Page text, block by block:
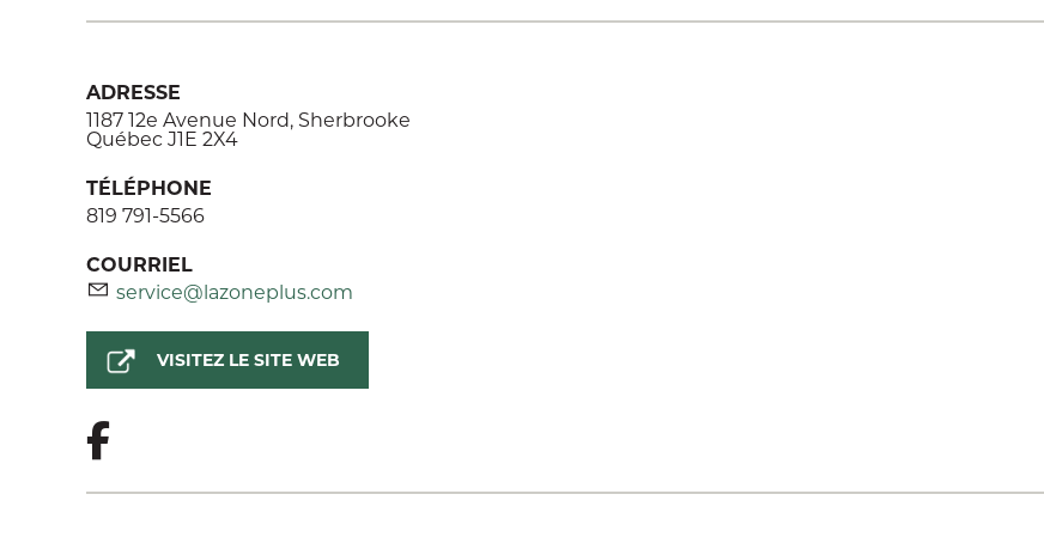
ADRESSE
1187 12e Avenue Nord, Sherbrooke
Québec J1E 2X4
TÉLÉPHONE
819 791-5566
COURRIEL
service@lazoneplus.com
VISITEZ LE SITE WEB